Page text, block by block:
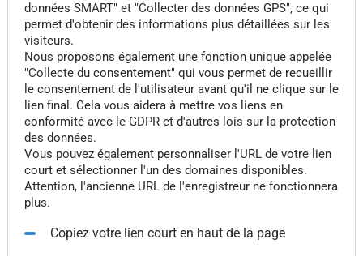
données SMART" et "Collecter des données GPS", ce qui
permet d'obtenir des informations plus détaillées sur les
visiteurs.
Nous proposons également une fonction unique appelée
"Collecte du consentement" qui vous permet de recueillir
le consentement de l'utilisateur avant qu'il ne clique sur le
lien final. Cela vous aidera à mettre vos liens en
conformité avec le GDPR et d'autres lois sur la protection
des données.
Vous pouvez également personnaliser l'URL de votre lien
court et sélectionner l'un des domaines disponibles.
Attention, l'ancienne URL de l'enregistreur ne fonctionnera
plus.
Copiez votre lien court en haut de la page